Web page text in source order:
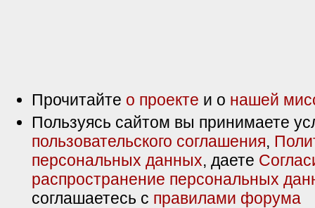
Прочитайте о проекте и о нашей
Пользуясь сайтом вы принимаете
пользовательского соглашения,
персональных данных, даете
распространение персональных
соглашаетесь с правилами форума